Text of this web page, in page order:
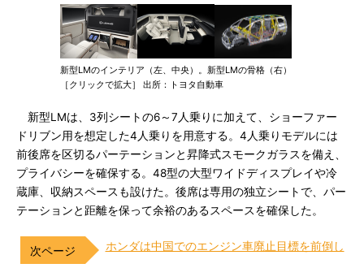
新型LMのインテリア（左、中央）。新型LMの骨格（右）
［クリックで拡大］ 出所：トヨタ自動車
新型LMは、3列シートの6～7人乗りに加えて、ショーファー
ドリブン用を想定した4人乗りを用意する。4人乗りモデルには
前後席を区切るパーテーションと昇降式スモークガラスを備え、
プライバシーを確保する。48型の大型ワイドディスプレイや冷
蔵庫、収納スペースも設けた。後席は専用の独立シートで、パー
テーションと距離を保って余裕のあるスペースを確保した。
ホンダは中国でのエンジン車廃止目標を前倒し